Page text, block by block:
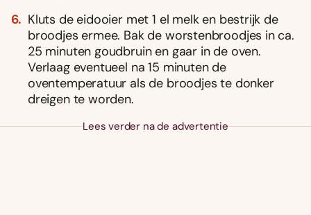
Kluts de eidooier met 1 el melk en bestrijk de
broodjes ermee. Bak de worstenbroodjes in ca.
25 minuten goudbruin en gaar in de oven.
Verlaag eventueel na 15 minuten de
oventemperatuur als de broodjes te donker
dreigen te worden.
Lees verder na de advertentie